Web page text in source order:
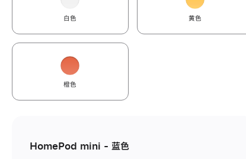
白色 黄色
橙色
HomePod mini - 蓝色